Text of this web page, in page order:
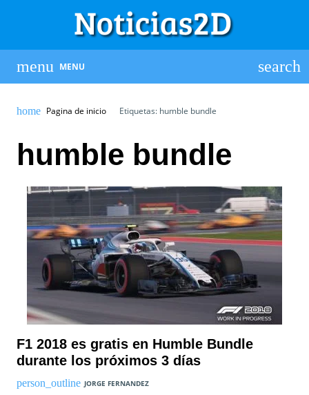
MENU
Pagina de inicio Etiquetas: humble bundle
humble bundle
F1 2018 es gratis en Humble Bundle
durante los próximos 3 días
JORGE FERNANDEZ